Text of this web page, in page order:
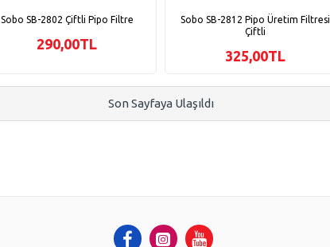
Sobo SB-2802 Çiftli Pipo Filtre
290,00TL
Sobo SB-2812 Pipo Üretim Filtresi
Çiftli
325,00TL
Son Sayfaya Ulaşıldı